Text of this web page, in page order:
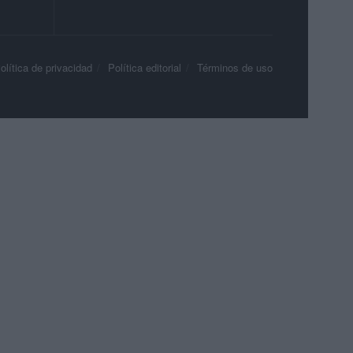
de privacidad Política editorial Términos de uso